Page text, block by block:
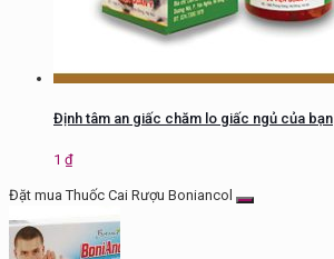
Định tâm an giấc chăm lo giấc ngủ của bạn
1 ₫
Đặt mua Thuốc Cai Rượu Boniancol